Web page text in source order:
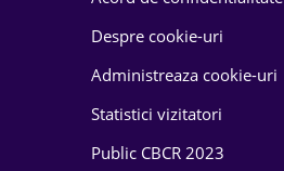
Despre cookie-uri
Administreaza cookie-uri
Statistici vizitatori
Public CBCR 2023